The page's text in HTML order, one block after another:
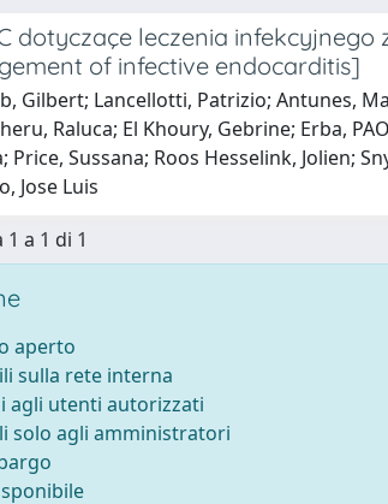
dotyczaçe leczenia infekcyjnego
of infective endocarditis]
Gilbert; Lancellotti, Patrizio; Antunes,
Raluca; El Khoury, Gebrine; Erba,
Price, Sussana; Roos Hesselink, Jolien;
Jose Luis
a 1 di 1
aperto
sulla rete interna
agli utenti autorizzati
solo agli amministratori